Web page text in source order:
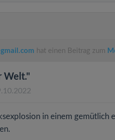
hat einen Beitrag zum
Welt."
in einem